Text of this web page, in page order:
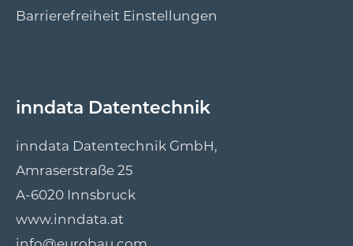
Barrierefreiheit Einstellungen
inndata Datentechnik
inndata Datentechnik GmbH,
Amraserstraße 25
A-6020 Innsbruck
www.inndata.at